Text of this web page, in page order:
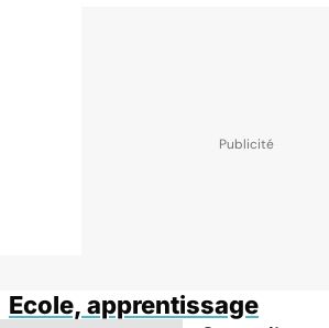
Ecole, apprentissage